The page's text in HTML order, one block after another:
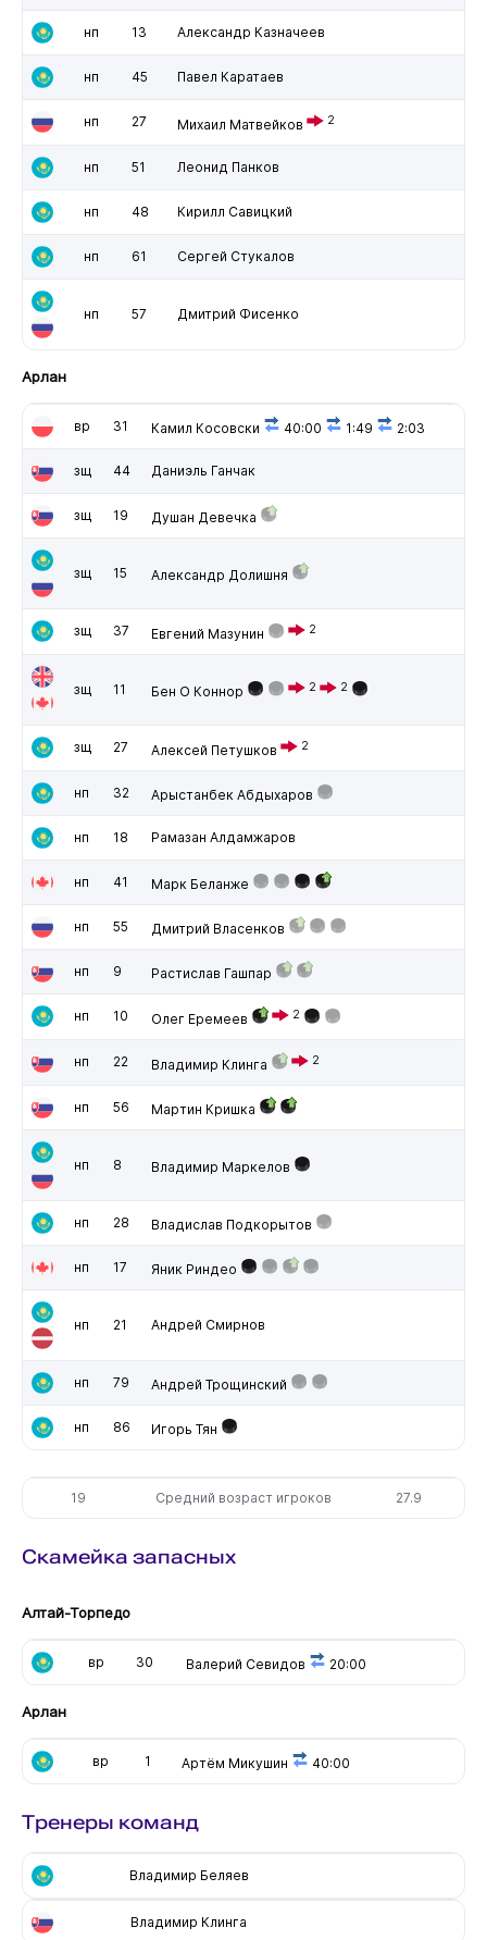
нп 13 Александр Казначеев
нп 45 Павел Каратаев
нп 27 Михаил Матвейков 2
нп 51 Леонид Панков
нп 48 Кирилл Савицкий
нп 61 Сергей Стукалов
нп 57 Дмитрий Фисенко
Арлан
вр 31 Камил Косовски 40:00 1:49 2:03
зщ 44 Даниэль Ганчак
зщ 19 Душан Девечка
зщ 15 Александр Долишня
зщ 37 Евгений Мазунин 2
зщ 11 Бен О Коннор 2 2
зщ 27 Алексей Петушков 2
нп 32 Арыстанбек Абдыхаров
нп 18 Рамазан Алдамжаров
нп 41 Марк Беланже
нп 55 Дмитрий Власенков
нп 9 Растислав Гашпар
нп 10 Олег Еремеев 2
нп 22 Владимир Клинга 2
нп 56 Мартин Кришка
нп 8 Владимир Маркелов
нп 28 Владислав Подкорытов
нп 17 Яник Риндео
нп 21 Андрей Смирнов
нп 79 Андрей Трощинский
нп 86 Игорь Тян
19 Средний возраст игроков 27.9
Скамейка запасных
Алтай-Торпедо
вр 30 Валерий Севидов 20:00
Арлан
вр 1 Артём Микушин 40:00
Тренеры команд
Владимир Беляев
Владимир Клинга